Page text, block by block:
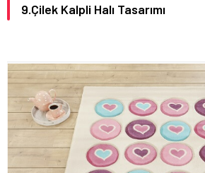
9.Çilek Kalpli Halı Tasarımı